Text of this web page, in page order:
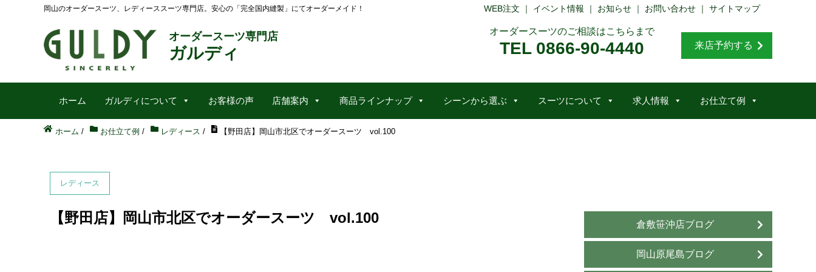
岡山のオーダースーツ、レディーススーツ専門店。安心の「完全国内縫製」にてオーダーメイド！ WEB注文 ｜ イベント情報 ｜ お知らせ ｜ お問い合わせ ｜ サイトマップ
オーダースーツ専門店
ガルディ
オーダースーツのご相談はこちらまで
TEL 0866-90-4440 来店予約する
ホーム ガルディについて お客様の声 店舗案内 商品ラインナップ シーンから選ぶ スーツについて 求人情報 お仕立て例
ホーム / お仕立て例 / レディース / 【野田店】岡山市北区でオーダースーツ vol.100
レディース
【野田店】岡山市北区でオーダースーツ vol.100 倉敷笹沖店ブログ
岡山原尾島ブログ